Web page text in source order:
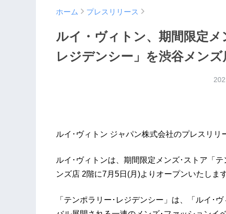
ホーム プレスリリース
ルイ・ヴィトン、期間限定
レジデンシー」を渋谷メン
ルイ･ヴィトン ジャパン株式会社のプレスリリ
ルイ･ヴィトンは、期間限定メンズ･ストア「
ンズ店 2階に7月5日(月)よりオープンいたします
「テンポラリー･レジデンシー」は、「ルイ･